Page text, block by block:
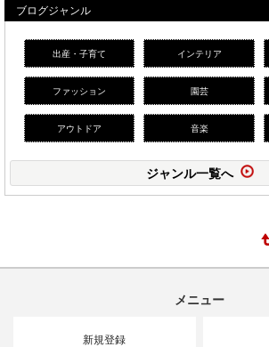
ブログジャンル
出産・子育て インテリア
ファッション 園芸
アウトドア 音楽
ジャンル一覧へ
メニュー
新規登録